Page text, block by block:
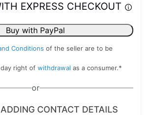
EXPRESS CHECKOUT
Buy with PayPal
Conditions of the seller are to be
day right of withdrawal as a consumer.*
or
CONTACT DETAILS